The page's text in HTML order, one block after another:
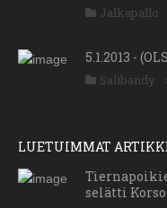
Jalkapallo
5.1.2013 -
Salibandy
LUETUIMMAT
selätti